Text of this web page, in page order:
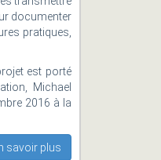
documenter
pratiques,
est porté
Michael
2016 à la
savoir plus